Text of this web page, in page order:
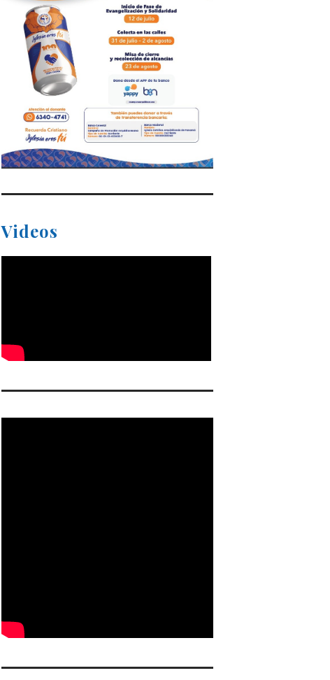
Videos